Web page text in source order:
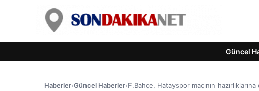
Güncel
Haberler›Güncel Haberler›F.Bahçe, Hatayspor maçının